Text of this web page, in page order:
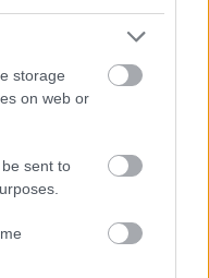
storage
on web or
sent to